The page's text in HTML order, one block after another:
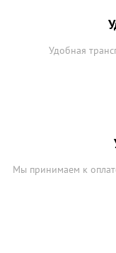
Удобная
Мы принимаем к